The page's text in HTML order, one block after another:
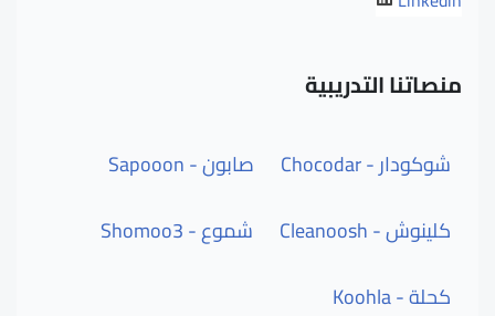
منصاتنا التدريبية
شوكودار - Chocodar
صابون - Sapooon
كلينوش - Cleanoosh
شموع - Shomoo3
كحلة - Koohla